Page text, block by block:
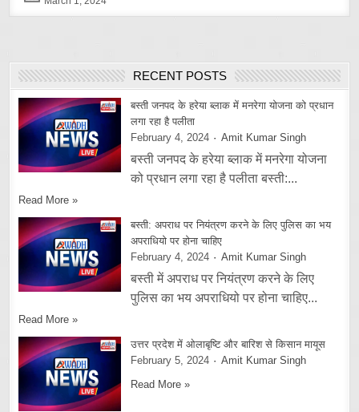
RECENT POSTS
बस्ती जनपद के हरेया ब्लाक में मनरेगा योजना को प्रधान
लगा रहा है पलीता
February 4, 2024
Amit Kumar Singh
बस्ती जनपद के हरेया ब्लाक में मनरेगा योजना
को प्रधान लगा रहा है पलीता बस्ती:...
Read More »
बस्ती: अपराध पर नियंत्रण करने के लिए पुलिस का भय
अपराधियो पर होना चाहिए
February 4, 2024
Amit Kumar Singh
बस्ती में अपराध पर नियंत्रण करने के लिए
पुलिस का भय अपराधियो पर होना चाहिए...
Read More »
उत्तर प्रदेश में ओलाबृष्टि और बारिश से किसान मायूस
February 5, 2024
Amit Kumar Singh
Read More »